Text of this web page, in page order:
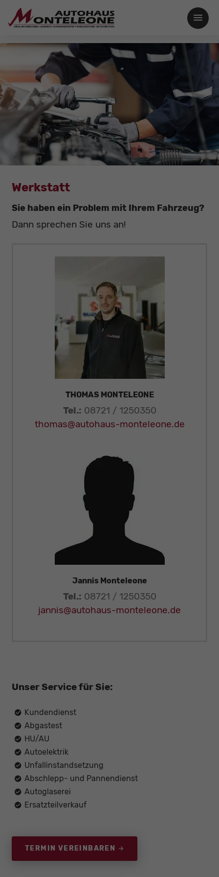
Werkstatt
Sie haben ein Problem mit Ihrem Fahrzeug?
Dann sprechen Sie uns an!
THOMAS MONTELEONE
Tel.: 08721 / 1250350
thomas@autohaus-monteleone.de
Jannis Monteleone
Tel.: 08721 / 1250350
jannis@autohaus-monteleone.de
Unser Service für Sie:
Kundendienst
Abgastest
HU/AU
Autoelektrik
Unfallinstandsetzung
Abschlepp- und Pannendienst
Autoglaserei
Ersatzteilverkauf
TERMIN VEREINBAREN